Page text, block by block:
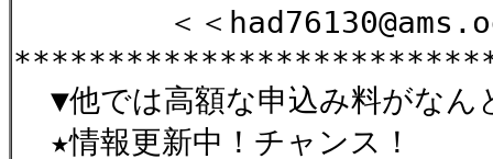
＜＜
▼他では高額な申込み料がなん
★情報更新中！チャンス！